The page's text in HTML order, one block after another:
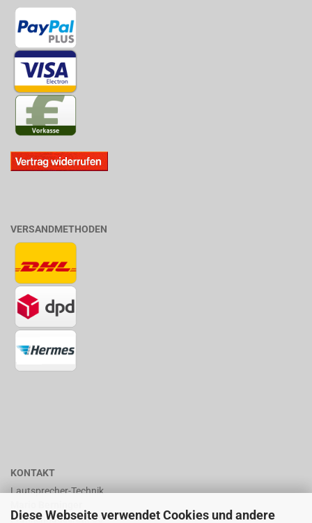
Diese Webseite verwendet Cookies und andere
VERSANDMETHODEN
KONTAKT
Lautsprecher-Technik
Frankenhäuserstr. 65